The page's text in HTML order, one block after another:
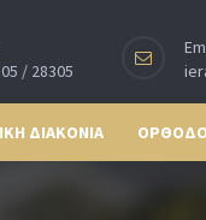
/ 28305
ΔΙΑΚΟΝΙΑ